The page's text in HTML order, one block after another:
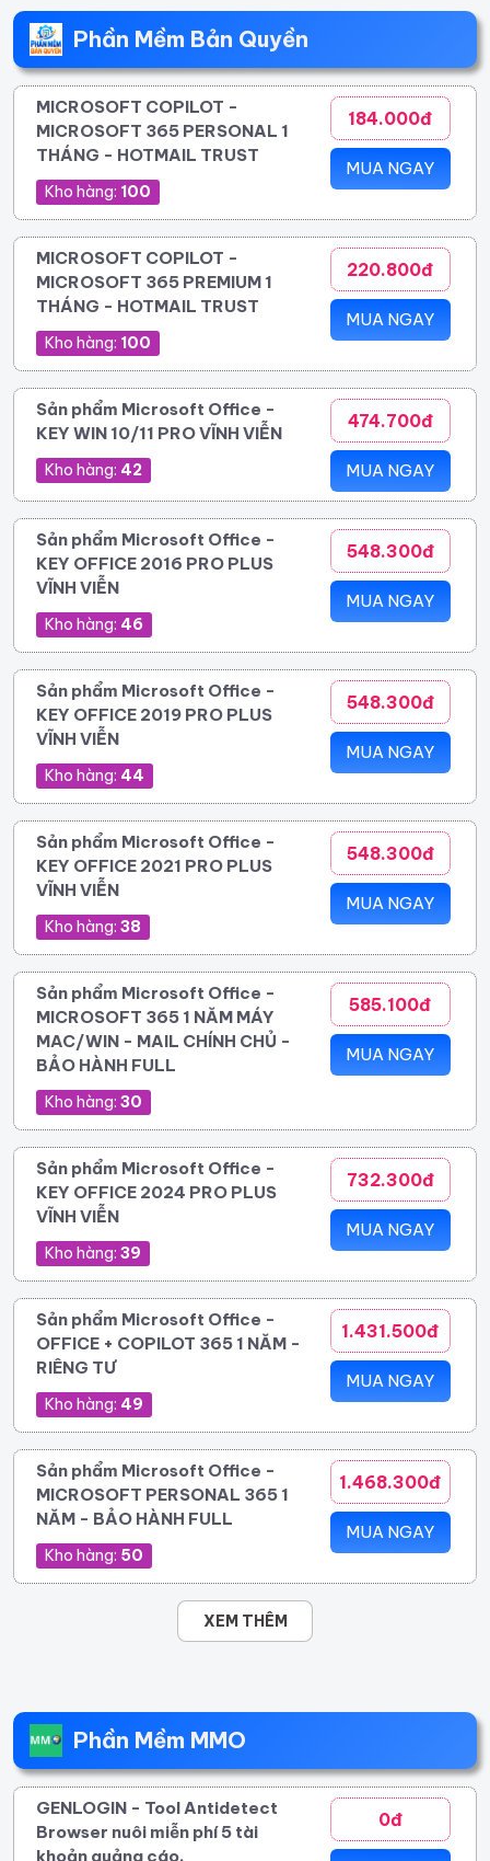
Phần Mềm Bản Quyền
MICROSOFT COPILOT -
MICROSOFT 365 PERSONAL 1
THÁNG - HOTMAIL TRUST
Kho hàng: 100
184.000đ
MUA NGAY
MICROSOFT COPILOT -
MICROSOFT 365 PREMIUM 1
THÁNG - HOTMAIL TRUST
Kho hàng: 100
220.800đ
MUA NGAY
Sản phẩm Microsoft Office -
KEY WIN 10/11 PRO VĨNH VIỄN
Kho hàng: 42
474.700đ
MUA NGAY
Sản phẩm Microsoft Office -
KEY OFFICE 2016 PRO PLUS
VĨNH VIỄN
Kho hàng: 46
548.300đ
MUA NGAY
Sản phẩm Microsoft Office -
KEY OFFICE 2019 PRO PLUS
VĨNH VIỄN
Kho hàng: 44
548.300đ
MUA NGAY
Sản phẩm Microsoft Office -
KEY OFFICE 2021 PRO PLUS
VĨNH VIỄN
Kho hàng: 38
548.300đ
MUA NGAY
Sản phẩm Microsoft Office -
MICROSOFT 365 1 NĂM MÁY
MAC/WIN - MAIL CHÍNH CHỦ -
BẢO HÀNH FULL
Kho hàng: 30
585.100đ
MUA NGAY
Sản phẩm Microsoft Office -
KEY OFFICE 2024 PRO PLUS
VĨNH VIỄN
Kho hàng: 39
732.300đ
MUA NGAY
Sản phẩm Microsoft Office -
OFFICE + COPILOT 365 1 NĂM -
RIÊNG TƯ
Kho hàng: 49
1.431.500đ
MUA NGAY
Sản phẩm Microsoft Office -
MICROSOFT PERSONAL 365 1
NĂM - BẢO HÀNH FULL
Kho hàng: 50
1.468.300đ
MUA NGAY
XEM THÊM
Phần Mềm MMO
GENLOGIN - Tool Antidetect
Browser nuôi miễn phí 5 tài
khoản quảng cáo.
0đ